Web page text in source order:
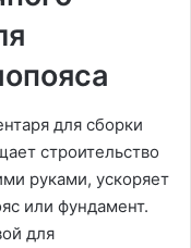
для сборки
строительство
руками, ускоряет
или фундамент.
для